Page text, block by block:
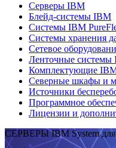
Серверы IBM
Блейд-системы IBM
Системы IBM
Системы хранения
Сетевое
Ленточные системы
Комплектующие
Северные шкафы и
Источники
Программное
Лицензии и
СЕРВЕРЫ IBM System для